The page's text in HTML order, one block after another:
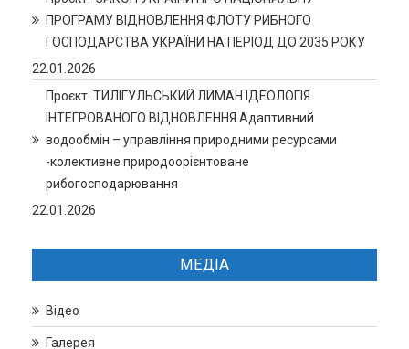
ПРОГРАМУ ВІДНОВЛЕННЯ ФЛОТУ РИБНОГО
ГОСПОДАРСТВА УКРАЇНИ НА ПЕРІОД ДО 2035 РОКУ
22.01.2026
Проєкт. ТИЛІГУЛЬСЬКИЙ ЛИМАН ІДЕОЛОГІЯ
ІНТЕГРОВАНОГО ВІДНОВЛЕННЯ Адаптивний
водообмін – управління природними ресурсами
-колективне природоорієнтоване
рибогосподарювання
22.01.2026
МЕДІА
Відео
Галерея